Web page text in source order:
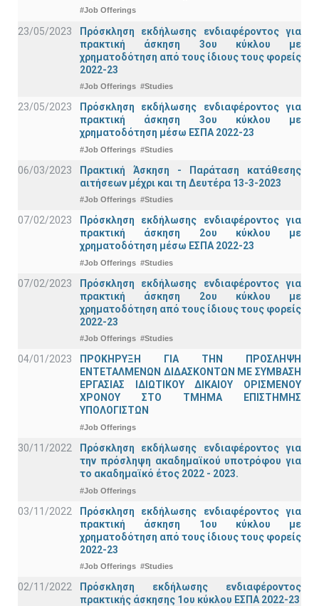
#Job Offerings
23/05/2023
Πρόσκληση εκδήλωσης ενδιαφέροντος για
πρακτική άσκηση 3ου κύκλου με
χρηματοδότηση από τους ίδιους τους φορείς
2022-23
#Job Offerings #Studies
23/05/2023
Πρόσκληση εκδήλωσης ενδιαφέροντος για
πρακτική άσκηση 3ου κύκλου με
χρηματοδότηση μέσω ΕΣΠΑ 2022-23
#Job Offerings #Studies
06/03/2023
Πρακτική Άσκηση - Παράταση κατάθεσης
αιτήσεων μέχρι και τη Δευτέρα 13-3-2023
#Job Offerings #Studies
07/02/2023
Πρόσκληση εκδήλωσης ενδιαφέροντος για
πρακτική άσκηση 2ου κύκλου με
χρηματοδότηση μέσω ΕΣΠΑ 2022-23
#Job Offerings #Studies
07/02/2023
Πρόσκληση εκδήλωσης ενδιαφέροντος για
πρακτική άσκηση 2ου κύκλου με
χρηματοδότηση από τους ίδιους τους φορείς
2022-23
#Job Offerings #Studies
04/01/2023
ΠΡΟΚΗΡΥΞΗ ΓΙΑ ΤΗΝ ΠΡΟΣΛΗΨΗ
ΕΝΤΕΤΑΛΜΕΝΩΝ ΔΙΔΑΣΚΟΝΤΩΝ ΜΕ ΣΥΜΒΑΣΗ
ΕΡΓΑΣΙΑΣ ΙΔΙΩΤΙΚΟΥ ΔΙΚΑΙΟΥ ΟΡΙΣΜΕΝΟΥ
ΧΡΟΝΟΥ ΣΤΟ ΤΜΗΜΑ ΕΠΙΣΤΗΜΗΣ
ΥΠΟΛΟΓΙΣΤΩΝ
#Job Offerings
30/11/2022
Πρόσκληση εκδήλωσης ενδιαφέροντος για
την πρόσληψη ακαδημαϊκoύ υποτρόφου για
το ακαδημαϊκό έτος 2022 - 2023.
#Job Offerings
03/11/2022
Πρόσκληση εκδήλωσης ενδιαφέροντος για
πρακτική άσκηση 1ου κύκλου με
χρηματοδότηση από τους ίδιους τους φορείς
2022-23
#Job Offerings #Studies
02/11/2022
Πρόσκληση εκδήλωσης ενδιαφέροντος
πρακτικής άσκησης 1ου κύκλου ΕΣΠΑ 2022-23